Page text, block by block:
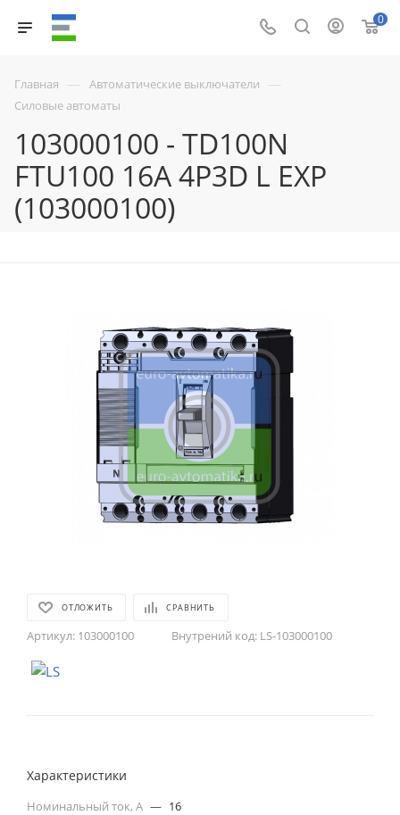
0
Главная — Автоматические выключатели —
Силовые автоматы
103000100 - TD100N
FTU100 16A 4P3D L EXP
(103000100)
ОТЛОЖИТЬ СРАВНИТЬ
Артикул: 103000100 Внутрений код: LS-103000100
Характеристики
Номинальный ток, А — 16